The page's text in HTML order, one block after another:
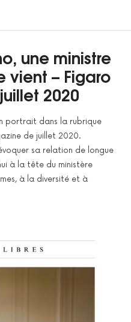
une ministre
vient – Figaro
2020
portrait dans la rubrique
de juillet 2020.
sa relation de longue
à la tête du ministère
à la diversité et à